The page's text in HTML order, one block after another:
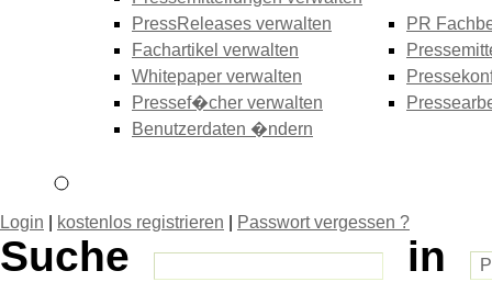
PressReleases verwalten
Fachartikel verwalten
Whitepaper verwalten
Pressef�cher verwalten
Benutzerdaten �ndern
PR
Login kostenlos registrieren Passwort vergessen ?
Suche
in